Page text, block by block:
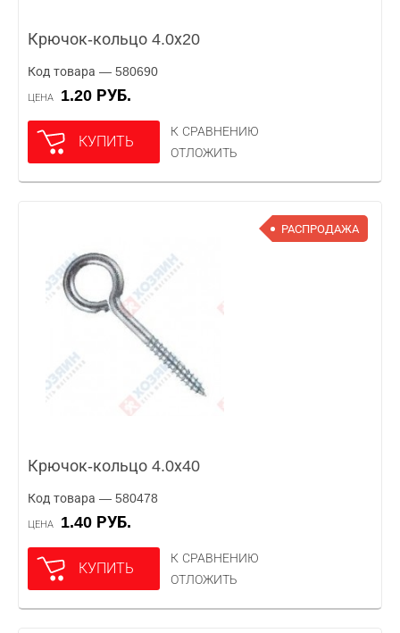
Крючок-кольцо 4.0х20
Код товара — 580690
ЦЕНА 1.20 РУБ.
КУПИТЬ
К СРАВНЕНИЮ
ОТЛОЖИТЬ
РАСПРОДАЖА
Крючок-кольцо 4.0х40
Код товара — 580478
ЦЕНА 1.40 РУБ.
КУПИТЬ
К СРАВНЕНИЮ
ОТЛОЖИТЬ